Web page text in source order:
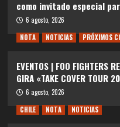
como invitado especial
6 agosto, 2026
NOTA
NOTICIAS PRÓXIMOS
EVENTOS | FOO FIGHTERS
GIRA «TAKE COVER TOUR
6 agosto, 2026
CHILE
NOTA NOTICIAS